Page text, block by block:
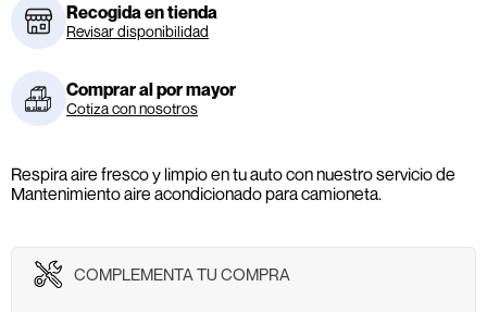
Recogida en tienda
Revisar disponibilidad
Comprar al por mayor
Cotiza con nosotros
Respira aire fresco y limpio en tu auto con nuestro servicio de
Mantenimiento aire acondicionado para camioneta.
COMPLEMENTA TU COMPRA